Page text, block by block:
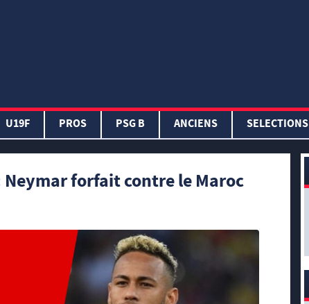
U19F PROS PSG B ANCIENS SELECTIONS
forfait contre le Maroc